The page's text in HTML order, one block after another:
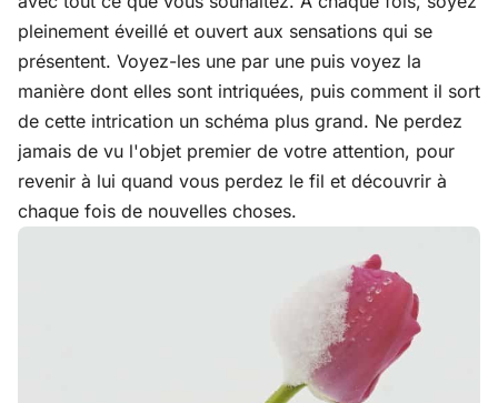
pleinement éveillé et ouvert aux sensations qui se
présentent. Voyez-les une par une puis voyez la
manière dont elles sont intriquées, puis comment il sort
de cette intrication un schéma plus grand. Ne perdez
jamais de vu l'objet premier de votre attention, pour
revenir à lui quand vous perdez le fil et découvrir à
chaque fois de nouvelles choses.